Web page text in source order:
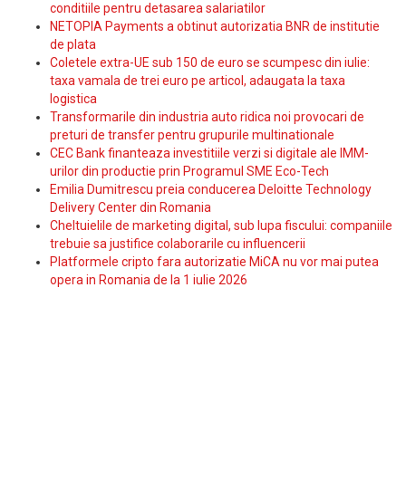
conditiile pentru detasarea salariatilor
NETOPIA Payments a obtinut autorizatia BNR de institutie
de plata
Coletele extra-UE sub 150 de euro se scumpesc din iulie:
taxa vamala de trei euro pe articol, adaugata la taxa
logistica
Transformarile din industria auto ridica noi provocari de
preturi de transfer pentru grupurile multinationale
CEC Bank finanteaza investitiile verzi si digitale ale IMM-
urilor din productie prin Programul SME Eco-Tech
Emilia Dumitrescu preia conducerea Deloitte Technology
Delivery Center din Romania
Cheltuielile de marketing digital, sub lupa fiscului: companiile
trebuie sa justifice colaborarile cu influencerii
Platformele cripto fara autorizatie MiCA nu vor mai putea
opera in Romania de la 1 iulie 2026